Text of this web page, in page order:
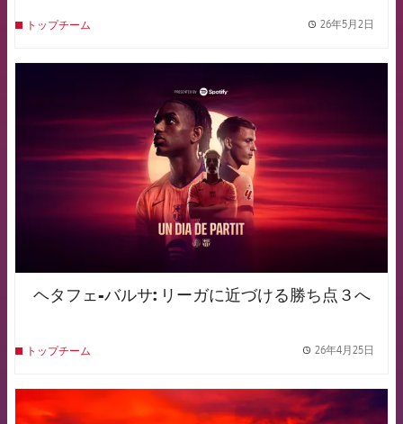
トップチーム 26年5月2日
ヘタフェ-バルサ: リーガに近づける勝ち点３へ
トップチーム 26年4月25日
FCB Barcelona badge